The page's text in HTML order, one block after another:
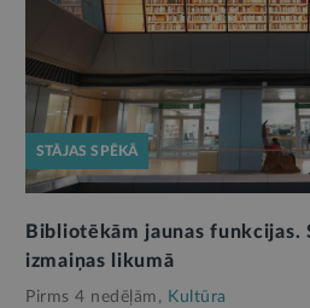
STĀJAS SPĒKĀ
Bibliotēkām jaunas funkcijas.
izmaiņas likumā
Pirms 4 nedēļām, Kultūra